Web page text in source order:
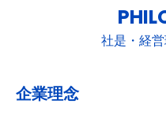
社是・経
企業理念